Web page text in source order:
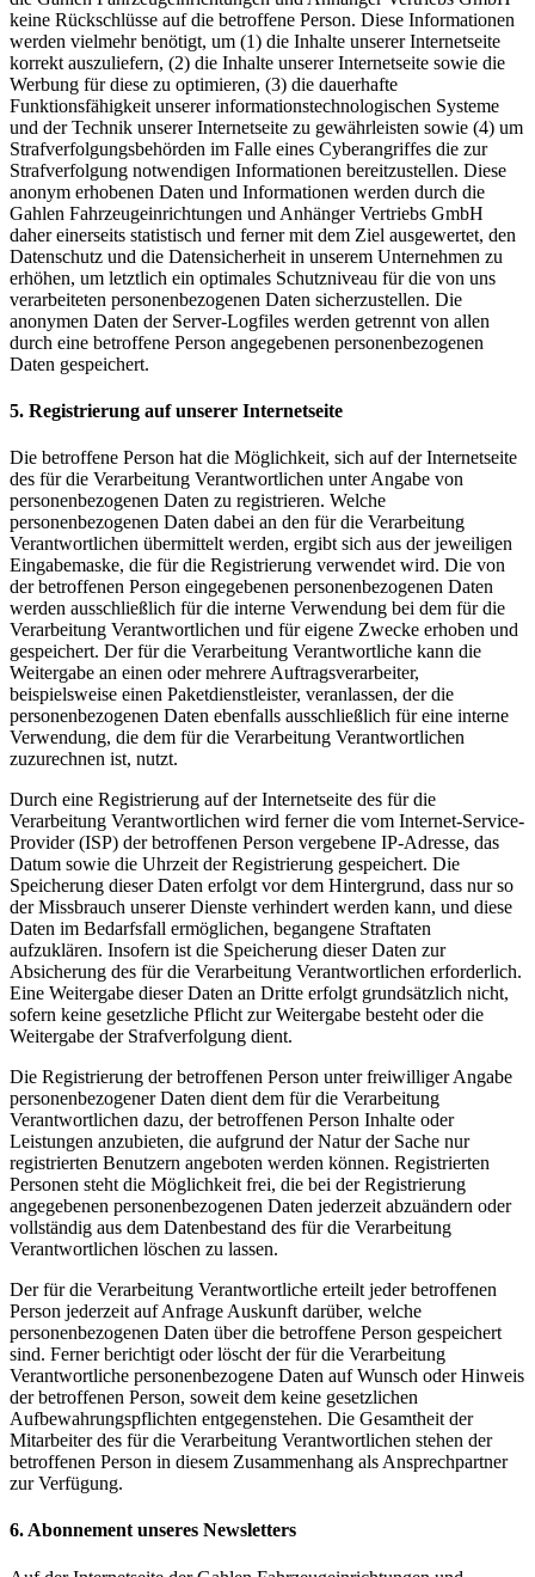
keine Rückschlüsse auf die betroffene Person. Diese Informationen
werden vielmehr benötigt, um (1) die Inhalte unserer Internetseite
korrekt auszuliefern, (2) die Inhalte unserer Internetseite sowie die
Werbung für diese zu optimieren, (3) die dauerhafte
Funktionsfähigkeit unserer informationstechnologischen Systeme
und der Technik unserer Internetseite zu gewährleisten sowie (4) um
Strafverfolgungsbehörden im Falle eines Cyberangriffes die zur
Strafverfolgung notwendigen Informationen bereitzustellen. Diese
anonym erhobenen Daten und Informationen werden durch die
Gahlen Fahrzeugeinrichtungen und Anhänger Vertriebs GmbH
daher einerseits statistisch und ferner mit dem Ziel ausgewertet, den
Datenschutz und die Datensicherheit in unserem Unternehmen zu
erhöhen, um letztlich ein optimales Schutzniveau für die von uns
verarbeiteten personenbezogenen Daten sicherzustellen. Die
anonymen Daten der Server-Logfiles werden getrennt von allen
durch eine betroffene Person angegebenen personenbezogenen
Daten gespeichert.
5. Registrierung auf unserer Internetseite
Die betroffene Person hat die Möglichkeit, sich auf der Internetseite
des für die Verarbeitung Verantwortlichen unter Angabe von
personenbezogenen Daten zu registrieren. Welche
personenbezogenen Daten dabei an den für die Verarbeitung
Verantwortlichen übermittelt werden, ergibt sich aus der jeweiligen
Eingabemaske, die für die Registrierung verwendet wird. Die von
der betroffenen Person eingegebenen personenbezogenen Daten
werden ausschließlich für die interne Verwendung bei dem für die
Verarbeitung Verantwortlichen und für eigene Zwecke erhoben und
gespeichert. Der für die Verarbeitung Verantwortliche kann die
Weitergabe an einen oder mehrere Auftragsverarbeiter,
beispielsweise einen Paketdienstleister, veranlassen, der die
personenbezogenen Daten ebenfalls ausschließlich für eine interne
Verwendung, die dem für die Verarbeitung Verantwortlichen
zuzurechnen ist, nutzt.
Durch eine Registrierung auf der Internetseite des für die
Verarbeitung Verantwortlichen wird ferner die vom Internet-Service-
Provider (ISP) der betroffenen Person vergebene IP-Adresse, das
Datum sowie die Uhrzeit der Registrierung gespeichert. Die
Speicherung dieser Daten erfolgt vor dem Hintergrund, dass nur so
der Missbrauch unserer Dienste verhindert werden kann, und diese
Daten im Bedarfsfall ermöglichen, begangene Straftaten
aufzuklären. Insofern ist die Speicherung dieser Daten zur
Absicherung des für die Verarbeitung Verantwortlichen erforderlich.
Eine Weitergabe dieser Daten an Dritte erfolgt grundsätzlich nicht,
sofern keine gesetzliche Pflicht zur Weitergabe besteht oder die
Weitergabe der Strafverfolgung dient.
Die Registrierung der betroffenen Person unter freiwilliger Angabe
personenbezogener Daten dient dem für die Verarbeitung
Verantwortlichen dazu, der betroffenen Person Inhalte oder
Leistungen anzubieten, die aufgrund der Natur der Sache nur
registrierten Benutzern angeboten werden können. Registrierten
Personen steht die Möglichkeit frei, die bei der Registrierung
angegebenen personenbezogenen Daten jederzeit abzuändern oder
vollständig aus dem Datenbestand des für die Verarbeitung
Verantwortlichen löschen zu lassen.
Der für die Verarbeitung Verantwortliche erteilt jeder betroffenen
Person jederzeit auf Anfrage Auskunft darüber, welche
personenbezogenen Daten über die betroffene Person gespeichert
sind. Ferner berichtigt oder löscht der für die Verarbeitung
Verantwortliche personenbezogene Daten auf Wunsch oder Hinweis
der betroffenen Person, soweit dem keine gesetzlichen
Aufbewahrungspflichten entgegenstehen. Die Gesamtheit der
Mitarbeiter des für die Verarbeitung Verantwortlichen stehen der
betroffenen Person in diesem Zusammenhang als Ansprechpartner
zur Verfügung.
6. Abonnement unseres Newsletters